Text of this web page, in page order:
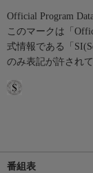
Official Program
このマークは「
式情報である「
のみ表記が許され
番組表